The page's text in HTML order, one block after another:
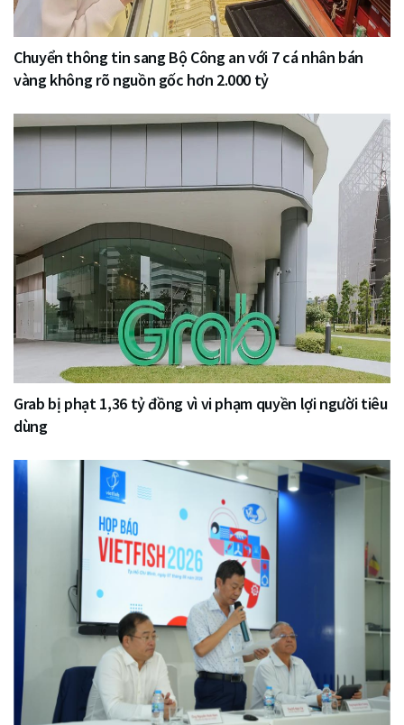
Chuyển thông tin sang Bộ Công an với 7 cá nhân bán
vàng không rõ nguồn gốc hơn 2.000 tỷ
Grab bị phạt 1,36 tỷ đồng vì vi phạm quyền lợi người tiêu
dùng